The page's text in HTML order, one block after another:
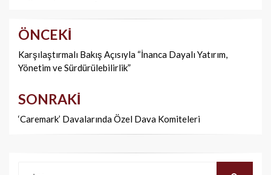
Yazı
dolaşımı
ÖNCEKI
Karşılaştırmalı Bakış Açısıyla “İnanca Dayalı Yatırım,
Yönetim ve Sürdürülebilirlik”
SONRAKI
‘Caremark’ Davalarında Özel Dava Komiteleri